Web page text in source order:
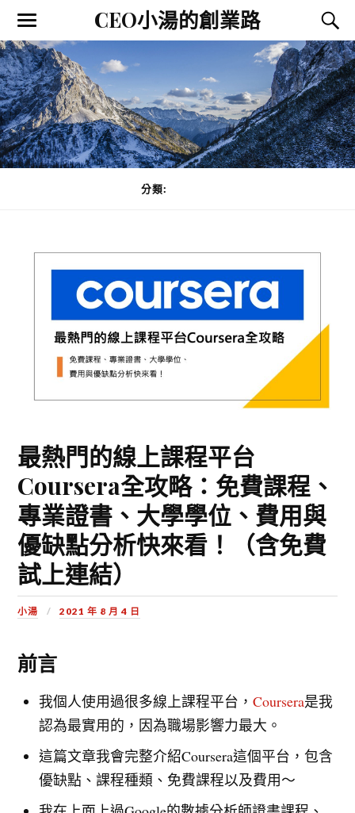
CEO小湯的創業路
分類:
最熱門的線上課程平台
Coursera全攻略：免費課程、
專業證書、大學學位、費用與
優缺點分析快來看！（含免費
試上連結）
小湯 2021 年 8 月 4 日
前言
我個人使用過很多線上課程平台，Coursera是我
認為最實用的，因為職場影響力最大。
這篇文章我會完整介紹Coursera這個平台，包含
優缺點、課程種類、免費課程以及費用～